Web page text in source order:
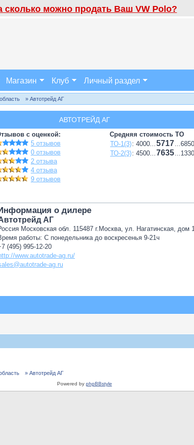
сколько можно продать Ваш VW Polo?
Магазин Клуб Личный раздел
» Автотрейд АГ
АВТОТРЕЙД АГ
с оценкой:
5 отзывов
0 отзывов
2 отзыва
4 отзыва
9 отзывов
Средняя стоимость ТО
ТО-1(3): 4000...5717
ТО-2(3): 4500...7635
о дилере
АГ
Московская обл. 115487 г.Москва, ул. Нагатинская, дом
работы: С понедельника до воскресенья 9-21ч
(495) 995-12-20
www.autotrade-ag.ru/
ag.ru
» Автотрейд АГ
Powered by phpBBstyle